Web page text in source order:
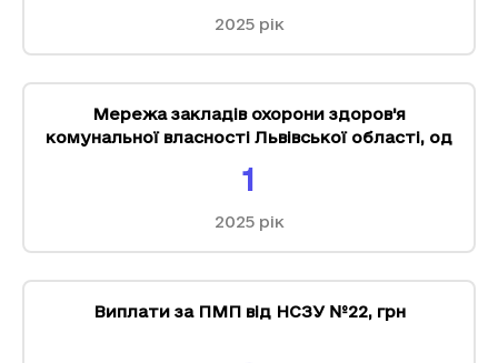
2025рік
Мережа закладів охорони здоров'я
комунальної власності Львівської області, од
1
2025рік
Виплати за ПМП від НСЗУ №22, грн